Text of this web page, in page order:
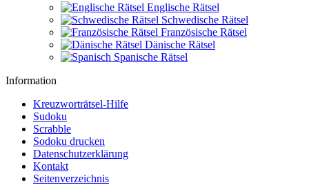
Englische Rätsel
Schwedische Rätsel
Französische Rätsel
Dänische Rätsel
Spanische Rätsel
Information
Kreuzworträtsel-Hilfe
Sudoku
Scrabble
Sodoku drucken
Datenschutzerklärung
Kontakt
Seitenverzeichnis